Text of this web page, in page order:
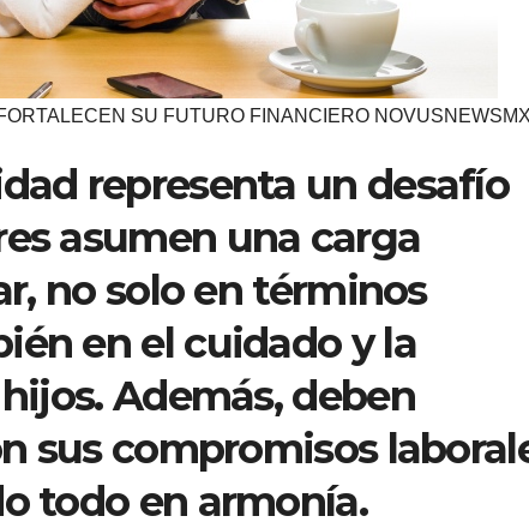
SU FUTURO FINANCIERO
representa un desafío
asumen una carga
no solo en términos
en el cuidado y la
Además, deben
sus compromisos
todo en armonía.